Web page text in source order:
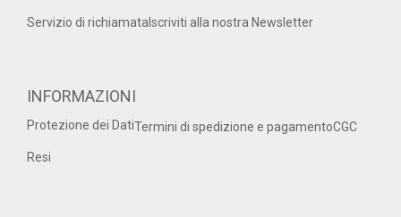
Servizio di richiamata Iscriviti alla nostra Newsletter
INFORMAZIONI
Protezione dei DatiTermini di spedizione e pagamentoCGC
Resi